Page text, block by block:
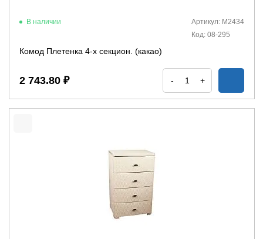
В наличии
Артикул: М2434
Код: 08-295
Комод Плетенка 4-х секцион. (какао)
2 743.80 ₽ - +